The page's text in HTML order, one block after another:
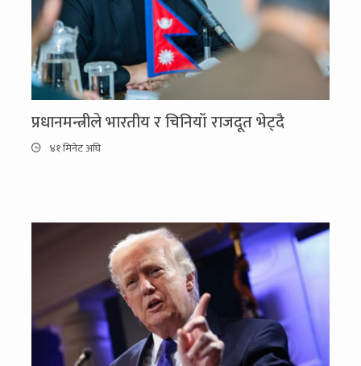
प्रधानमन्त्रीले भारतीय र चिनियाँ राजदूत भेट्दै
४१ मिनेट अघि